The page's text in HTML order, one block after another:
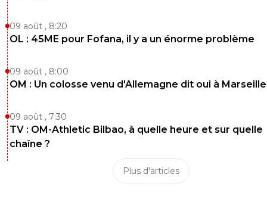
09 août , 8:20
OL : 45ME pour Fofana, il y a un énorme problème
09 août , 8:00
OM : Un colosse venu d'Allemagne dit oui à Marseille
09 août , 7:30
TV : OM-Athletic Bilbao, à quelle heure et sur quelle
chaîne ?
Plus d'articles